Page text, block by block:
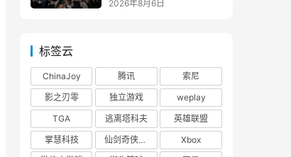
2026年8月6日
标签云
ChinaJoy 腾讯
索尼
影之刃零
独立游戏
weplay
TGA
逃离塔科夫
英雄联盟
掌慧科技
仙剑奇侠传四
Xbox